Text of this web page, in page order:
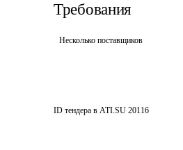
Требования
Несколько поставщиков
ID тендера в ATI.SU 20116